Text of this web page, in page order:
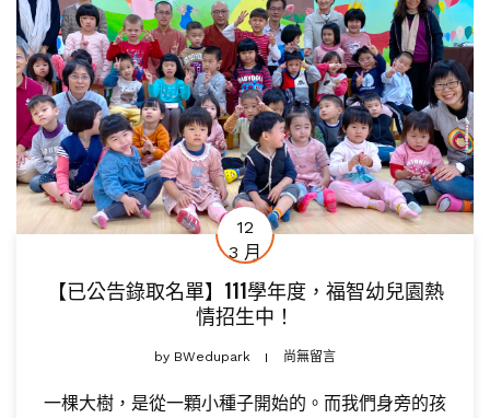
12
3 月
【已公告錄取名單】111學年度，福智幼兒園熱
情招生中！
by BWedupark 尚無留言
一棵大樹，是從一顆小種子開始的。而我們身旁的孩